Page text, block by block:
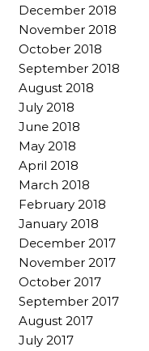
December 2018
November 2018
October 2018
September 2018
August 2018
July 2018
June 2018
May 2018
April 2018
March 2018
February 2018
January 2018
December 2017
November 2017
October 2017
September 2017
August 2017
July 2017